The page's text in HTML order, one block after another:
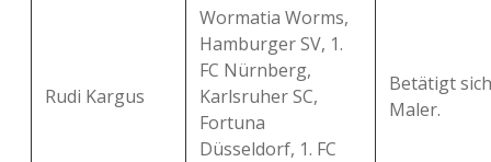
Rudi Kargus
Wormatia Worms,
Hamburger SV, 1.
FC Nürnberg,
Karlsruher SC,
Fortuna
Düsseldorf, 1. FC
Betätigt
Maler.